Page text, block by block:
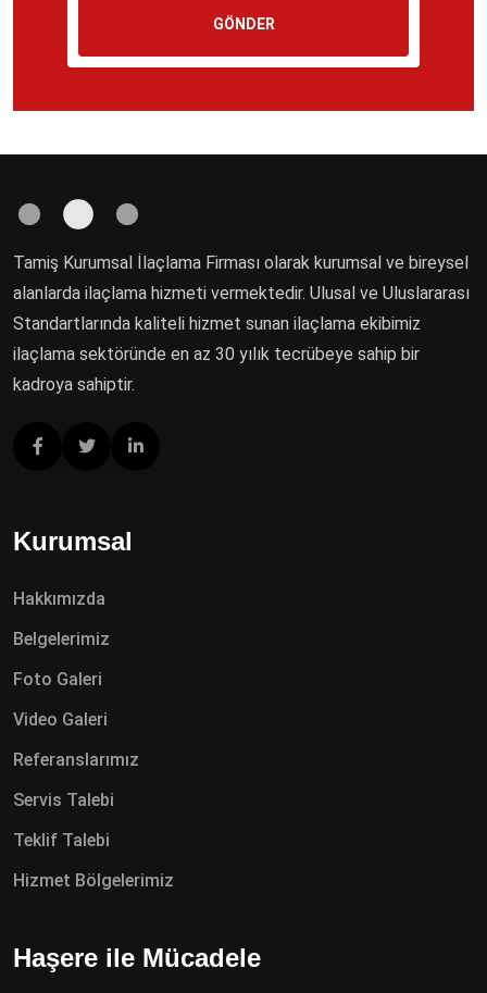
GÖNDER
Tamiş Kurumsal İlaçlama Firması olarak kurumsal ve bireysel
alanlarda ilaçlama hizmeti vermektedir. Ulusal ve Uluslararası
Standartlarında kaliteli hizmet sunan ilaçlama ekibimiz
ilaçlama sektöründe en az 30 yılık tecrübeye sahip bir
kadroya sahiptir.
Kurumsal
Hakkımızda
Belgelerimiz
Foto Galeri
Video Galeri
Referanslarımız
Servis Talebi
Teklif Talebi
Hizmet Bölgelerimiz
Haşere ile Mücadele